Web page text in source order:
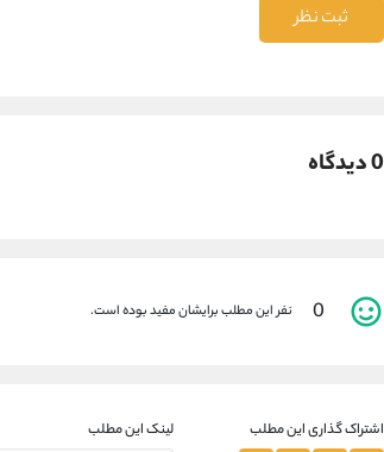
ثبت نظر
0 دیدگاه
0 نفر این مطلب برایشان مفید بوده است.
اشتراک گذاری این مطلب لینک این مطلب